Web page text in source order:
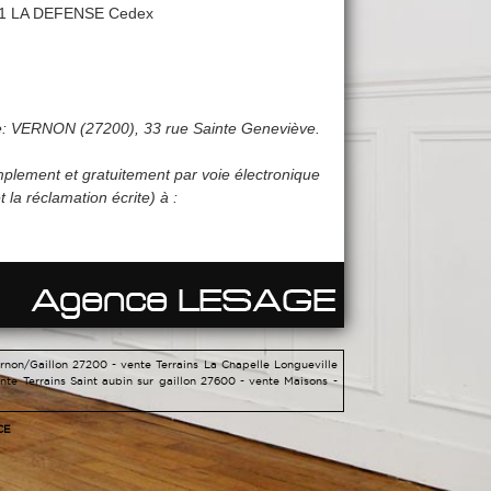
LA DEFENSE Cedex
(27200), 33 rue Sainte Geneviève.
et gratuitement par voie électronique
la réclamation écrite) à :
Gaillon 27200 -vente Terrains La Chapelle Longueville
Terrains Saint aubin sur gaillon 27600 -vente Maisons -